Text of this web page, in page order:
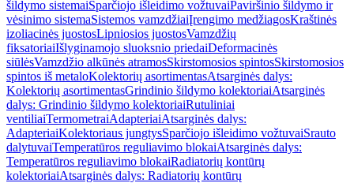
šildymo sistemaiSparčiojo išleidimo vožtuvaiPaviršinio šildymo ir
vėsinimo sistemaSistemos vamzdžiaiĮrengimo medžiagosKraštinės
izoliacinės juostosLipniosios juostosVamzdžių
fiksatoriaiIšlyginamojo sluoksnio priedaiDeformacinės
siūlėsVamzdžio alkūnės atramosSkirstomosios spintosSkirstomosios
spintos iš metaloKolektorių asortimentasAtsarginės dalys:
Kolektorių asortimentasGrindinio šildymo kolektoriaiAtsarginės
dalys: Grindinio šildymo kolektoriaiRutuliniai
ventiliaiTermometraiAdapteriaiAtsarginės dalys:
AdapteriaiKolektoriaus jungtysSparčiojo išleidimo vožtuvaiSrauto
dalytuvaiTemperatūros reguliavimo blokaiAtsarginės dalys:
Temperatūros reguliavimo blokaiRadiatorių kontūrų
kolektoriaiAtsarginės dalys: Radiatorių kontūrų